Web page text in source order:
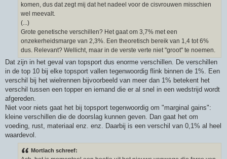
komen, dus dat zegt mij dat het nadeel voor de cisvrouwen misschien
wel meevalt.
(...)
Grote genetische verschillen? Het gaat om 3,7% met een
onzekerheidsmarge van 2,3%. Een theoretisch bereik van 1,4 tot 6%
dus. Relevant? Wellicht, maar in de verste verte niet "groot" te noemen.
Dat zijn in het geval van topsport dus enorme verschillen. De verschillen
in de top 10 bij elke topsport vallen tegenwoordig flink binnen de 1%. Een
verschil bij het wielrennen bijvoorbeeld van meer dan 1% betekent het
verschil tussen een topper en iemand die er al snel in een wedstrijd wordt
afgereden.
Niet voor niets gaat het bij topsport tegenwoordig om "marginal gains":
kleine verschillen die de doorslag kunnen geven. Dan gaat het om
voeding, rust, materiaal enz. enz. Daarbij is een verschil van 0,1% al heel
waardevol.
Mortlach schreef: